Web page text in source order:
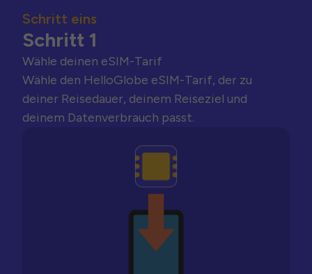
Schritt eins
Schritt 1
Wähle deinen eSIM-Tarif
Wähle den HelloGlobe eSIM-Tarif, der zu
deiner Reisedauer, deinem Reiseziel und
deinem Datenverbrauch passt.